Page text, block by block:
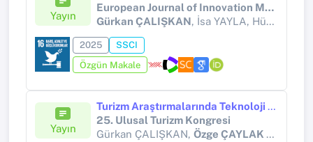
Yayın
European Journal of Innovation Management
Gürkan ÇALIŞKAN, İsa YAYLA, Hüseyin PAMUKÇU
2025
SSCI
Özgün Makale
Yayın
Turizm Araştırmalarında Teknoloji Kabul Modeli Kullanımı
25. Ulusal Turizm Kongresi
Gürkan ÇALIŞKAN, Özge ÇAYLAK DÖNMEZ